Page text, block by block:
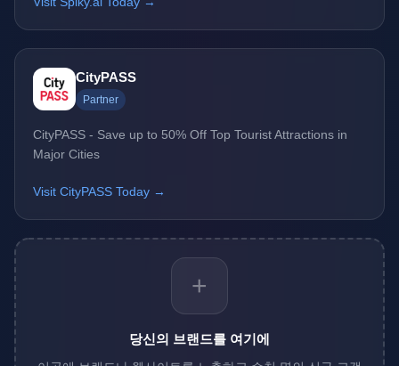
CityPASS
Partner
CityPASS - Save up to 50% Off Top Tourist Attractions in
Major Cities
Visit CityPASS Today →
+
당신의 브랜드를 여기에